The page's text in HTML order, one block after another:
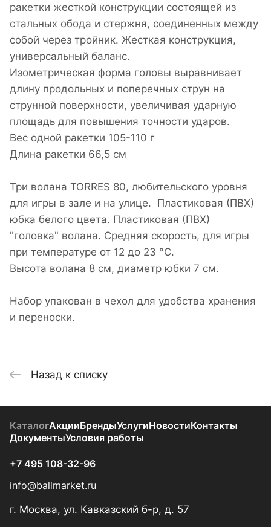
ракетки жесткой конструкции состоящей из
стальных обода и стержня, соединенных между
собой через тройник. Жесткая конструкция,
универсальный баланс.
Изометрическая форма головы выравнивает
длину продольных и поперечных струн на
струнной поверхности, увеличивая ударную
площадь для повышения точности ударов.
Вес одной ракетки 105-110 г
Длина ракетки 66,5 см
Три волана TORRES 80, любительского уровня
для игры в зале и на улице. Пластиковая (ПВХ)
юбка белого цвета. Пластиковая (ПВХ)
"головка" волана. Средняя скорость, для игры
при температуре от 12 до 23 °С.
Высота волана 8 см, диаметр юбки 7 см.
Набор упакован в чехол для удобства хранения
и переноски.
Назад к списку
КаталогАкцииБрендыУслугиНовостиКонтакты
ДокументыУсловия работы
+7 495 108-32-96
info@ballmarket.ru
г. Москва, ул. Кавказский б-р, д. 57